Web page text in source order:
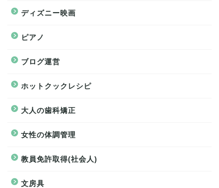
ディズニー映画
ピアノ
ブログ運営
ホットクックレシピ
大人の歯科矯正
女性の体調管理
教員免許取得(社会人)
文房具